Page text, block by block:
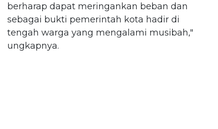
berharap dapat meringankan beban dan
sebagai bukti pemerintah kota hadir di
tengah warga yang mengalami musibah,"
ungkapnya.